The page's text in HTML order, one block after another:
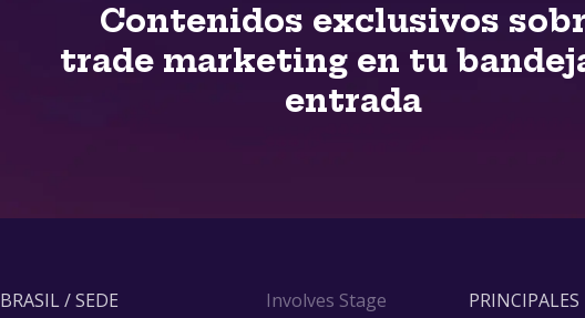
Contenidos exclusivos
trade marketing en tu
entrada
BRASIL / SEDE
Involves Stage
PRINCIPALES